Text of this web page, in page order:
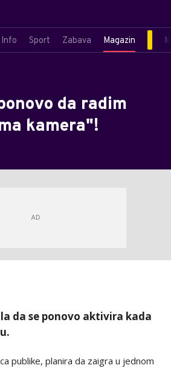
Info Sport Zabava Magazin
da radim
kamera"!
da se ponovo aktivira kada
publike, planira da zaigra u jednom